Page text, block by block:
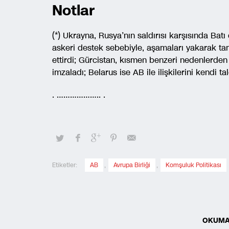
Notlar
(*) Ukrayna, Rusya’nın saldırısı karşısında
askeri destek sebebiyle, aşamaları yakarak
ettirdi; Gürcistan, kısmen benzeri
imzaladı; Belarus ise AB ile ilişkilerini kendi
. ……………….. .
Etiketler: AB , Avrupa Birliği , Komşuluk Politikası